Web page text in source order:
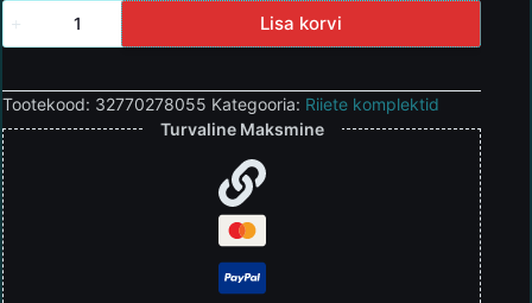
Lisa korvi
Tootekood: 32770278055 Kategooria: Riiete komplektid
Turvaline Maksmine